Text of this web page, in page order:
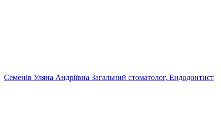
Семенів Уляна Андріївна Загальний стоматолог, Ендодонтист